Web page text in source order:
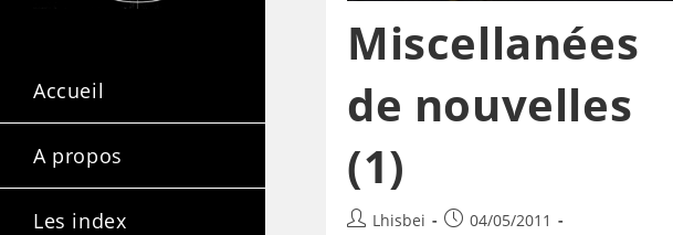
Accueil
A propos
Les index
Miscellanées
de nouvelles
(1)
Lhisbei
04/05/2011